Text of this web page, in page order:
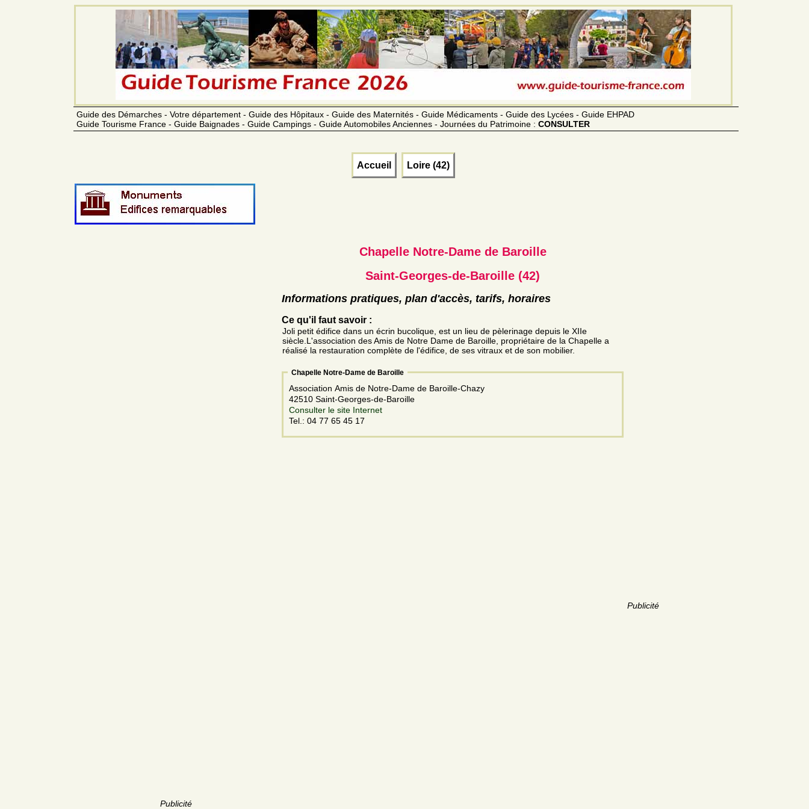
Guide des Démarches - Votre département - Guide des Hôpitaux - Guide des Maternités - Guide Médicaments - Guide des Lycées - Guide EHPAD
Guide Tourisme France - Guide Baignades - Guide Campings - Guide Automobiles Anciennes - Journées du Patrimoine : CONSULTER
Accueil Loire (42)
Publicité
Publicité
Chapelle Notre-Dame de Baroille
Saint-Georges-de-Baroille (42)
Informations pratiques, plan d'accès, tarifs, horaires
Ce qu'il faut savoir :
Joli petit édifice dans un écrin bucolique, est un lieu de pèlerinage depuis le XIIe
siècle.L'association des Amis de Notre Dame de Baroille, propriétaire de la Chapelle a
réalisé la restauration complète de l'édifice, de ses vitraux et de son mobilier.
Chapelle Notre-Dame de Baroille
Association Amis de Notre-Dame de Baroille-Chazy
42510 Saint-Georges-de-Baroille
Consulter le site Internet
Tel.: 04 77 65 45 17